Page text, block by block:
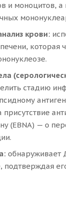
и моноцитов, а
крови:
которая
стадию
(EBNA) — о
обнаруживает
подтверждая